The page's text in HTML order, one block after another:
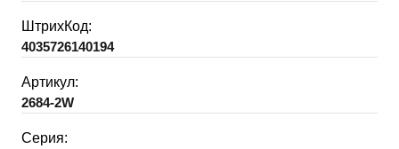
ШтрихКод:
4035726140194
Артикул:
2684-2W
Серия: